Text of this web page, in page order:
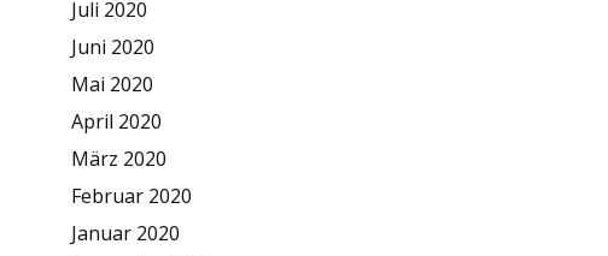
Juli 2020
Juni 2020
Mai 2020
April 2020
März 2020
Februar 2020
Januar 2020